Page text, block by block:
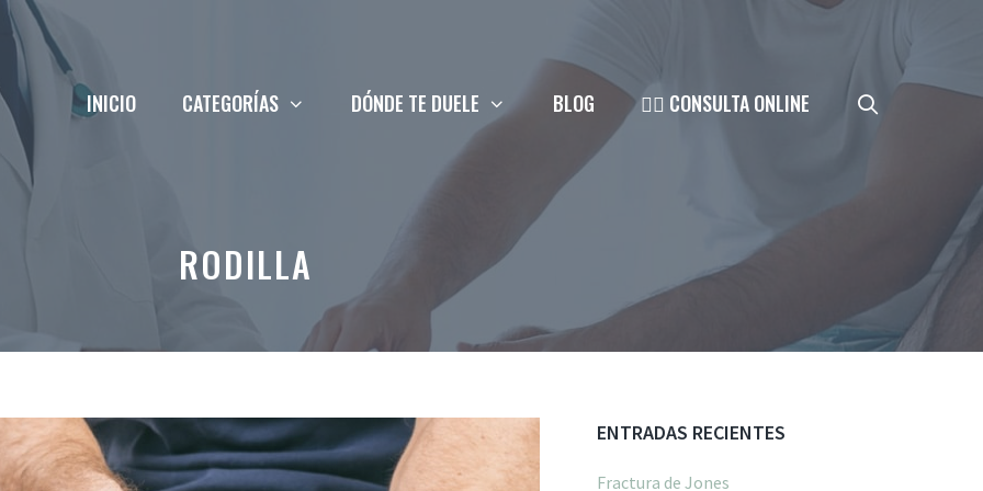
INICIO CATEGORÍAS DÓNDE TE DUELE BLOG 👨‍⚕️ CONSULTA ONLINE
RODILLA
ENTRADAS RECIENTES
Fractura de Jones